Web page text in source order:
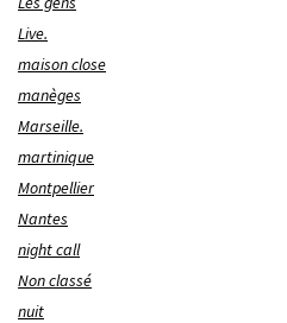
Live.
maison close
manèges
Marseille.
martinique
Montpellier
Nantes
night call
Non classé
nuit